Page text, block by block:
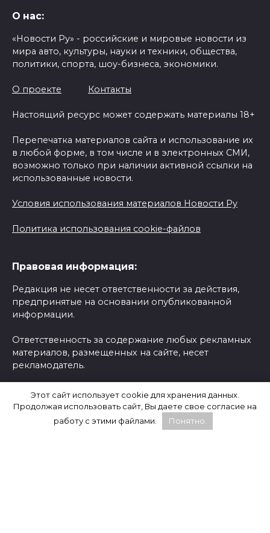
О нас:
«Новости Ру» - российские и мировые новости из
мира авто, культуры, науки и техники, общества,
политики, спорта, шоу-бизнеса, экономики.
О проекте Контакты
Настоящий ресурс может содержать материалы 18+
Перепечатка материалов сайта и использование их
в любой форме, в том числе и в электронных СМИ,
возможно только при наличии активной ссылки на
использованные новости.
Условия использования материалов Новости Ру
Политика использования cookie-файлов
Правовая информация:
Редакция не несет ответственности за действия,
предпринятые на основании опубликованной
информации.
Ответственность за содержание любых рекламных
материалов, размещенных на сайте, несет
рекламодатель.
Сайт содержит внешние ссылки для удобства
пользователей и предоставления дополнительной
информации, однако их содержание находится вне
контроля редакции, и мы не отвечаем за их
Этот сайт использует cookie для хранения данных.
Продолжая использовать сайт, Вы даете свое согласие на
работу с этими файлами.
Понятно.